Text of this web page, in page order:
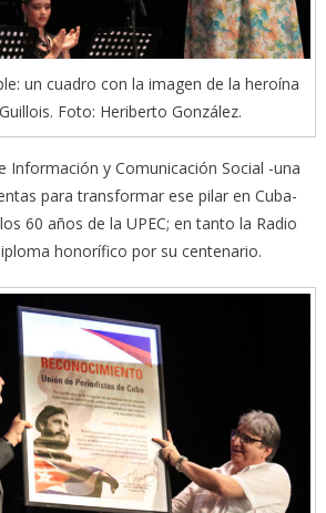
un cuadro con la imagen de la heroína
Foto: Heriberto González.
Información y Comunicación Social -una
para transformar ese pilar en Cuba-
60 años de la UPEC; en tanto la Radio
honorífico por su centenario.